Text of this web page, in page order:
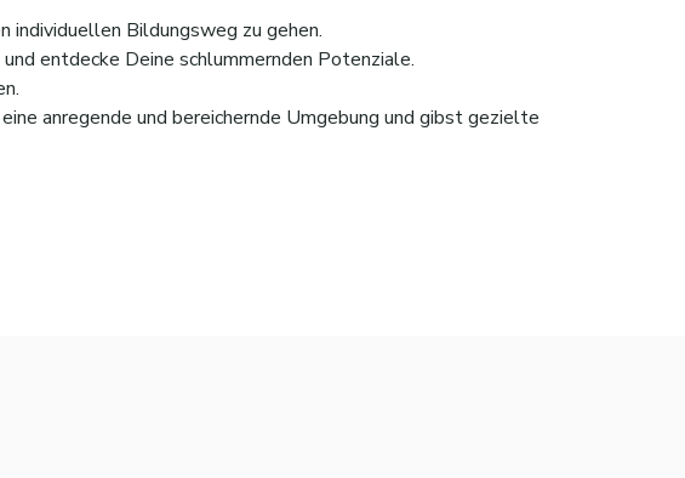
individuellen Bildungsweg zu gehen.
entdecke Deine schlummernden Potenziale.
anregende und bereichernde Umgebung und gibst gezielte